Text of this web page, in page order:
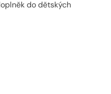
do dětských